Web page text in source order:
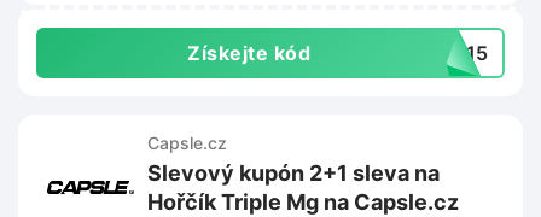
Získejte kód TA15
Capsle.cz
Slevový kupón 2+1 sleva na
Hořčík Triple Mg na Capsle.cz